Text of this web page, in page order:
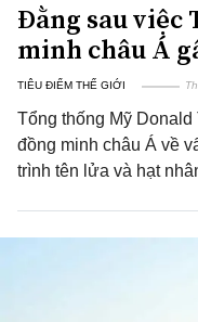
Đằng sau việc
minh châu Á
TIÊU ĐIỂM THẾ GIỚI
Tổng thống Mỹ
đồng minh châu Á về
trình tên lửa và hạt